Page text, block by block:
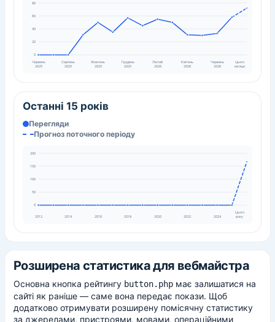
80
60
40
20
0
Червень
2025
Серпень
2025
Жовтень
2025
Грудень
2025
Лютий
2026
Квітень
2026
Червень
2026
Цього
місяця
Останні 15 років
Перегляди
Прогноз поточного періоду
200
150
100
50
0
2012 2014 2016 2018 2020 2022 2024
Цього
року
Розширена статистика для вебмайстра
Основна кнопка рейтингу button.php має залишатися на
сайті як раніше — саме вона передає покази. Щоб
додатково отримувати розширену помісячну статистику
за джерелами, пристроями, мовами, операційними